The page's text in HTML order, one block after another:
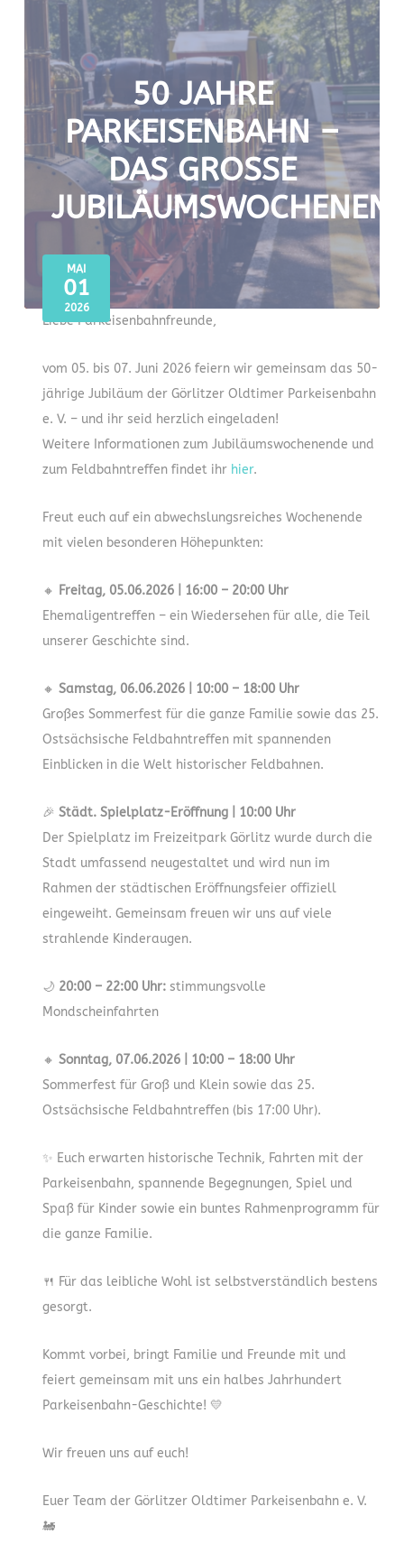
50 JAHRE
PARKEISENBAHN –
DAS GROSSE J
MAI
01
2026
Liebe Parkeisenbahnfreunde,
vom 05. bis 07. Juni 2026 feiern wir gemeinsam das 50-
jährige Jubiläum der Görlitzer Oldtimer Parkeisenbahn
e. V. – und ihr seid herzlich eingeladen!
Weitere Informationen zum Jubiläumswochenende und
zum Feldbahntreffen findet ihr hier.
Freut euch auf ein abwechslungsreiches Wochenende
mit vielen besonderen Höhepunkten:
🔸 Freitag, 05.06.2026 | 16:00 – 20:00 Uhr
Ehemaligentreffen – ein Wiedersehen für alle, die Teil
unserer Geschichte sind.
🔸 Samstag, 06.06.2026 | 10:00 – 18:00 Uhr
Großes Sommerfest für die ganze Familie sowie das 25.
Ostsächsische Feldbahntreffen mit spannenden
Einblicken in die Welt historischer Feldbahnen.
🎉 Städt. Spielplatz-Eröffnung | 10:00 Uhr
Der Spielplatz im Freizeitpark Görlitz wurde durch die
Stadt umfassend neugestaltet und wird nun im
Rahmen der städtischen Eröffnungsfeier offiziell
eingeweiht. Gemeinsam freuen wir uns auf viele
strahlende Kinderaugen.
🌙 20:00 – 22:00 Uhr: stimmungsvolle
Mondscheinfahrten
🔸 Sonntag, 07.06.2026 | 10:00 – 18:00 Uhr
Sommerfest für Groß und Klein sowie das 25.
Ostsächsische Feldbahntreffen (bis 17:00 Uhr).
✨ Euch erwarten historische Technik, Fahrten mit der
Parkeisenbahn, spannende Begegnungen, Spiel und
Spaß für Kinder sowie ein buntes Rahmenprogramm für
die ganze Familie.
🍴 Für das leibliche Wohl ist selbstverständlich bestens
gesorgt.
Kommt vorbei, bringt Familie und Freunde mit und
feiert gemeinsam mit uns ein halbes Jahrhundert
Parkeisenbahn-Geschichte! 💛
Wir freuen uns auf euch!
Euer Team der Görlitzer Oldtimer Parkeisenbahn e. V.
🚂